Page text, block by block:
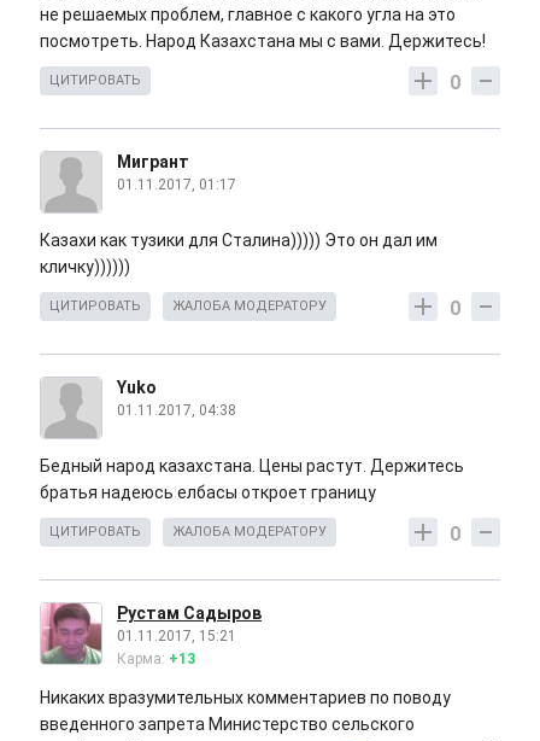
не решаемых проблем, главное с какого угла на это
посмотреть. Народ Казахстана мы с вами. Держитесь!
0
ЦИТИРОВАТЬ
Мигрант
01.11.2017, 01:17
Казахи как тузики для Сталина))))) Это он дал им
кличку))))))
0
ЦИТИРОВАТЬ ЖАЛОБА МОДЕРАТОРУ
Yuko
01.11.2017, 04:38
Бедный народ казахстана. Цены растут. Держитесь
братья надеюсь елбасы откроет границу
0
ЦИТИРОВАТЬ ЖАЛОБА МОДЕРАТОРУ
Рустам Садыров
01.11.2017, 15:21
Карма: +13
Никаких вразумительных комментариев по поводу
введенного запрета Министерство сельского